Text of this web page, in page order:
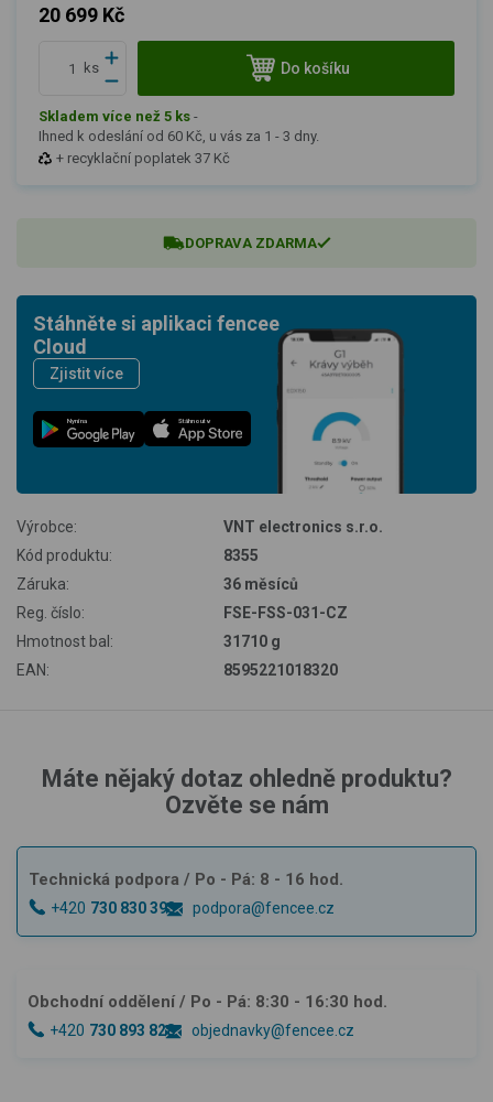
20 699 Kč
ks Do košíku
+ recyklační poplatek 37 Kč
Skladem více než 5 ks -
Ihned k odeslání od 60 Kč, u vás za 1 - 3 dny.
DOPRAVA ZDARMA
Stáhněte si aplikaci fencee
Cloud
Zjistit více
Nyní na Stáhnout v
Výrobce:
VNT electronics s.r.o.
Kód produktu:
8355
Záruka:
36 měsíců
Reg. číslo:
FSE-FSS-031-CZ
Hmotnost bal:
31710 g
EAN:
8595221018320
Máte nějaký dotaz ohledně produktu?
Ozvěte se nám
Technická podpora / Po - Pá: 8 - 16 hod.
+420 730 830 393 podpora@fencee.cz
Obchodní oddělení / Po - Pá: 8:30 - 16:30 hod.
+420 730 893 828 objednavky@fencee.cz